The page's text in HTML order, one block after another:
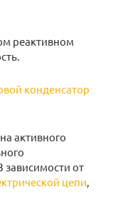
реактивном
конденсатор
активного
от
цепи